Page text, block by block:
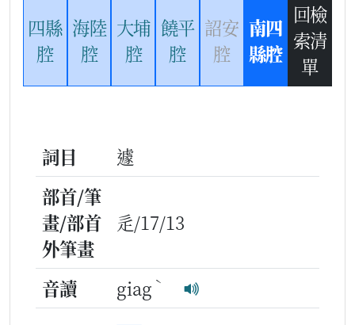
四縣
腔
海陸
腔
大埔
腔
饒平
腔
詔安
腔
南四
縣腔
回檢
索清
單
詞目
遽
部首/筆
畫/部首
外筆畫
辵/17/13
音讀 giag ˋ